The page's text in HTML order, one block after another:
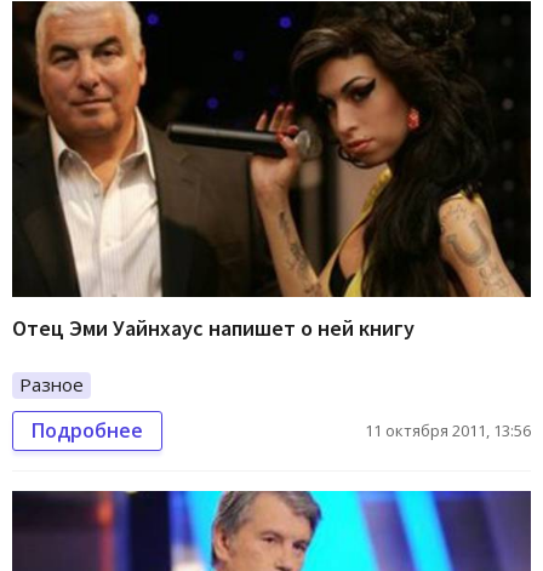
Отец Эми Уайнхаус напишет о ней книгу
Разное
Подробнее 11 октября 2011, 13:56